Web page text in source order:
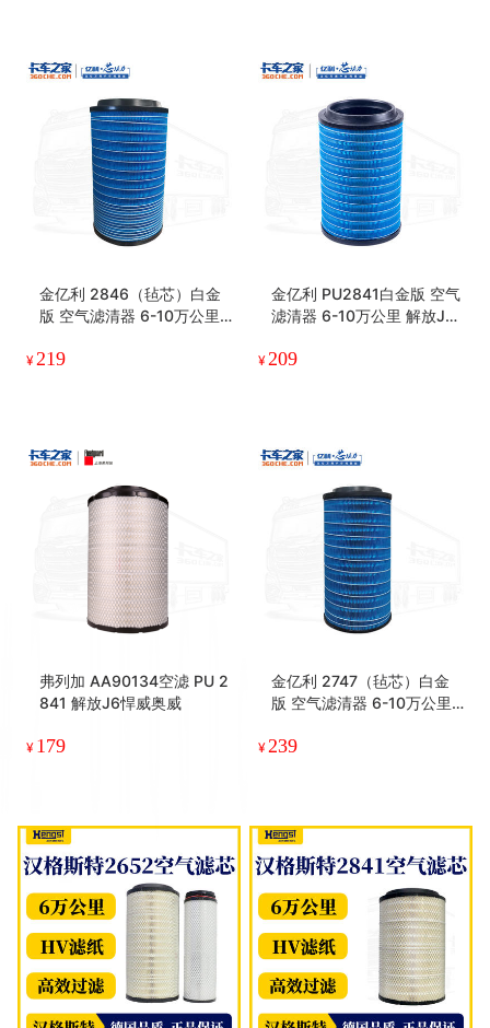
金亿利 2846（毡芯）白金
版 空气滤清器 6-10万公里
¥219
金亿利 PU2841白金版 空气
滤清器 6-10万公里 解放J6/
等
¥209
弗列加 AA90134空滤 PU 2
841 解放J6悍威奥威
¥ 179
金亿利 2747（毡芯）白金
版 空气滤清器 6-10万公里
¥239